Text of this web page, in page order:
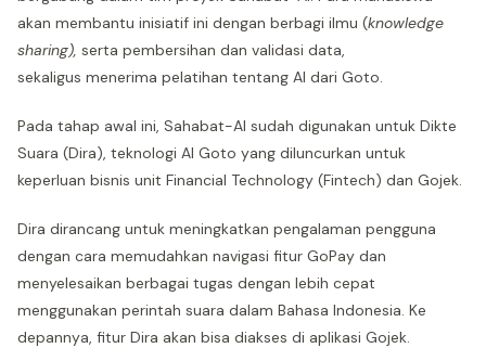
akan membantu inisiatif ini dengan berbagi ilmu (knowledge
sharing), serta pembersihan dan validasi data,
sekaligus menerima pelatihan tentang AI dari Goto.
Pada tahap awal ini, Sahabat-AI sudah digunakan untuk Dikte
Suara (Dira), teknologi AI Goto yang diluncurkan untuk
keperluan bisnis unit Financial Technology (Fintech) dan Gojek.
Dira dirancang untuk meningkatkan pengalaman pengguna
dengan cara memudahkan navigasi fitur GoPay dan
menyelesaikan berbagai tugas dengan lebih cepat
menggunakan perintah suara dalam Bahasa Indonesia. Ke
depannya, fitur Dira akan bisa diakses di aplikasi Gojek.